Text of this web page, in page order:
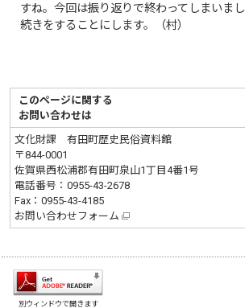
すね。今回は振り返りで終わってしまいま
続きをすることにします。（村）
このページに関する
お問い合わせは
文化財課 有田町歴史民俗資料館
〒844-0001
佐賀県西松浦郡有田町泉山1丁目4番1号
電話番号：0955-43-2678
Fax：0955-43-4185
お問い合わせフォーム
別ウィンドウで開きます